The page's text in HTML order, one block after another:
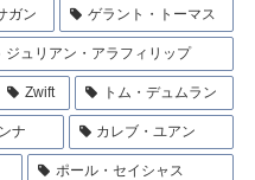
ガン ゲラント・トーマス
ジュリアン・アラフィリップ
Zwift トム・デュムラン
ナ カレブ・ユアン
ポール・セイシャス